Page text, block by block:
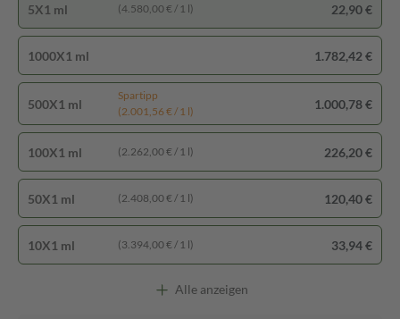
1000X1 ml 1.782,42 €
500X1 ml
Spartipp
(2.001,56 € / 1 l)
1.000,78 €
100X1 ml (2.262,00 € / 1 l) 226,20 €
50X1 ml (2.408,00 € / 1 l) 120,40 €
10X1 ml (3.394,00 € / 1 l) 33,94 €
5X1 ml (4.580,00 € / 1 l) 22,90 €
Alle anzeigen